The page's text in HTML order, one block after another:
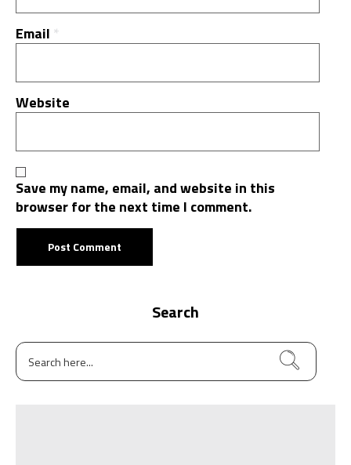
Email *
Website
Save my name, email, and website in this
browser for the next time I comment.
Search